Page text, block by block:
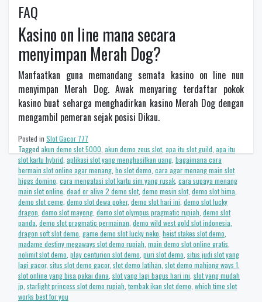
FAQ
Kasino on line mana secara
menyimpan Merah Dog?
Manfaatkan guna memandang semata kasino on line nun
menyimpan Merah Dog. Awak menyaring terdaftar pokok
kasino buat seharga menghadirkan kasino Merah Dog dengan
mengambil pemeran sejak posisi Dikau.
Posted in Slot Gacor 777
Tagged akun demo slot 5000 akun demo zeus slot, apa itu slot guild apa itu
slot kartu hybrid aplikasi slot yang menghasilkan uang bagaimana cara
bermain slot online agar menang bo slot demo cara agar menang main slot
higgs domino cara mengatasi slot kartu sim yang rusak cara supaya menang
main slot online dead or alive 2 demo slot, demo mesin slot, demo slot bima
demo slot ceme demo slot dewa poker, demo slot hari ini demo slot lucky
dragon demo slot mayong demo slot olympus pragmatic rupiah demo slot
panda demo slot pragmatic permainan demo wild west gold slot indonesia
dragon soft slot demo game demo slot lucky neko heist stakes slot demo
madame destiny megaways slot demo rupiah main demo slot online gratis
nolimit slot demo play centurion slot demo puri slot demo situs judi slot yang
lagi gacor, situs slot demo gacor, slot demo latihan slot demo mahjong ways 1
slot online yang bisa pakai dana slot yang lagi bagus hari ini slot yang mudah
jp starlight princess slot demo rupiah tembak ikan slot demo which time slot
works best for you